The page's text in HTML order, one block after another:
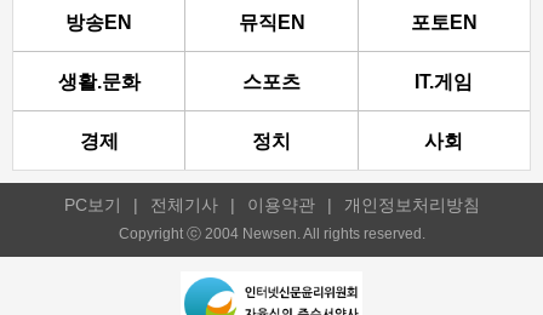
방송EN 뮤직EN 포토EN
생활.문화 스포츠 IT.게임
경제 정치 사회
PC보기 | 전체기사 | 이용약관 | 개인정보처리방침
Copyright ⓒ 2004 Newsen. All rights reserved.